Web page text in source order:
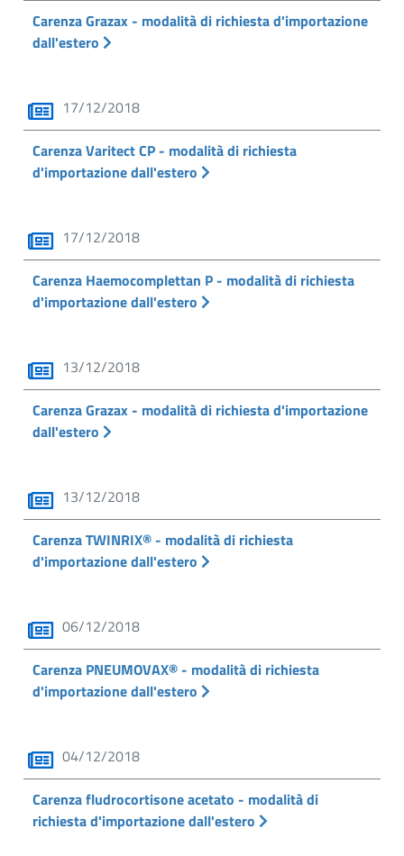
Carenza Grazax - modalità di richiesta d'importazione
dall'estero
17/12/2018
Carenza Varitect CP - modalità di richiesta
d'importazione dall'estero
17/12/2018
Carenza Haemocomplettan P - modalità di richiesta
d'importazione dall'estero
13/12/2018
Carenza Grazax - modalità di richiesta d'importazione
dall'estero
13/12/2018
Carenza TWINRIX® - modalità di richiesta
d'importazione dall'estero
06/12/2018
Carenza PNEUMOVAX® - modalità di richiesta
d'importazione dall'estero
04/12/2018
Carenza fludrocortisone acetato - modalità di
richiesta d'importazione dall'estero